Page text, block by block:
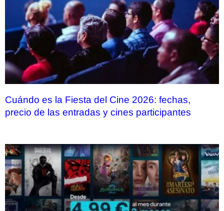
Cuándo es la Fiesta del Cine 2026: fechas,
precio de las entradas y cines participantes